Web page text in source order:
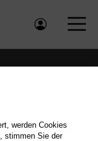
werden Cookies
stimmen Sie der